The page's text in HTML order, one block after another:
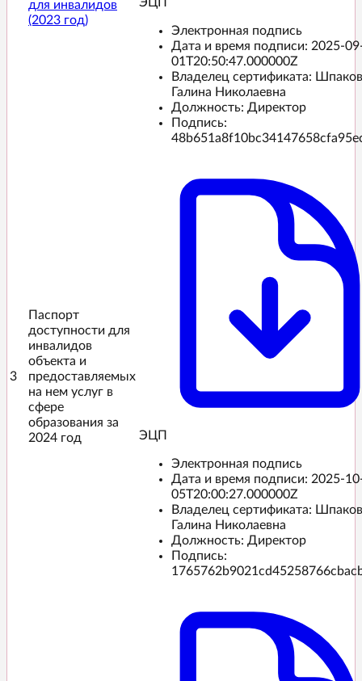
для инвалидов
(2023 год)
Электронная подпись
Дата и время подписи: 2025-
01T20:50:47.000000Z
Владелец сертификата:
Галина Николаевна
Должность: Директор
Подпись:
3
Паспорт
доступности для
инвалидов
объекта и
предоставляемых
на нем услуг в
сфере
образования за
2024 год
ЭЦП️
Электронная подпись
Дата и время подписи: 2025-
05T20:00:27.000000Z
Владелец сертификата:
Галина Николаевна
Должность: Директор
Подпись: